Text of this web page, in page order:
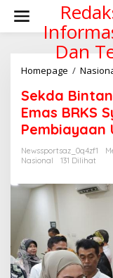
konten
Dan
Homepage /
Sekda
Emas BRKS
Pembiayaan
Newssportsaz_0q4zf1
Nasional
131 Dilihat